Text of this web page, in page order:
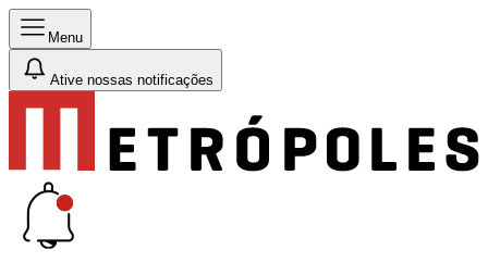
Menu
Ative nossas notificações